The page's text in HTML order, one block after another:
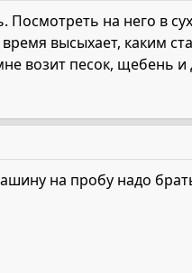
на него в
высыхает, каким
возит песок, щебень
на пробу надо